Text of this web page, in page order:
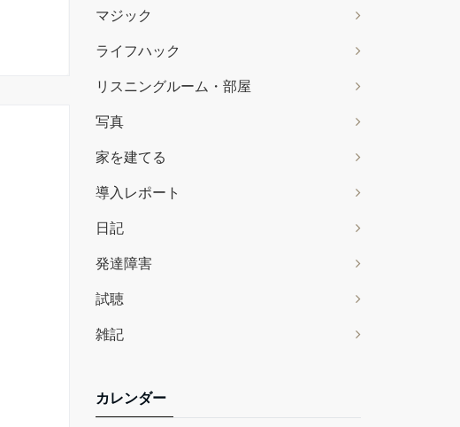
マジック
ライフハック
リスニングルーム・部屋
写真
家を建てる
導入レポート
日記
発達障害
試聴
雑記
カレンダー